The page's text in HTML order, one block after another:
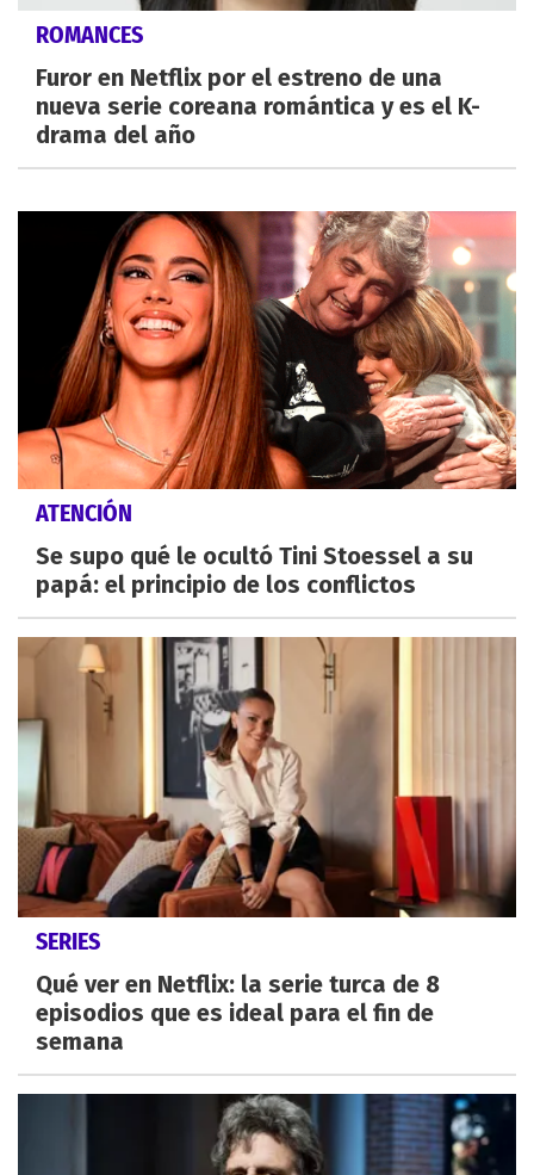
ROMANCES
Furor en Netflix por el estreno de una
nueva serie coreana romántica y es el K-
drama del año
ATENCIÓN
Se supo qué le ocultó Tini Stoessel a su
papá: el principio de los conflictos
SERIES
Qué ver en Netflix: la serie turca de 8
episodios que es ideal para el fin de
semana